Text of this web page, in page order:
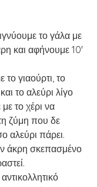
το γάλα με
και αφήνουμε 10'
το γιαούρτι, το
το αλεύρι λίγο
το χέρι να
ζύμη που δε
αλεύρι πάρει.
άκρη σκεπασμένο